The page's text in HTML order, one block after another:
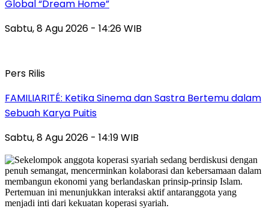
Global “Dream Home”
Sabtu, 8 Agu 2026 - 14:26 WIB
Pers Rilis
FAMILIARITÉ: Ketika Sinema dan Sastra Bertemu dalam
Sebuah Karya Puitis
Sabtu, 8 Agu 2026 - 14:19 WIB